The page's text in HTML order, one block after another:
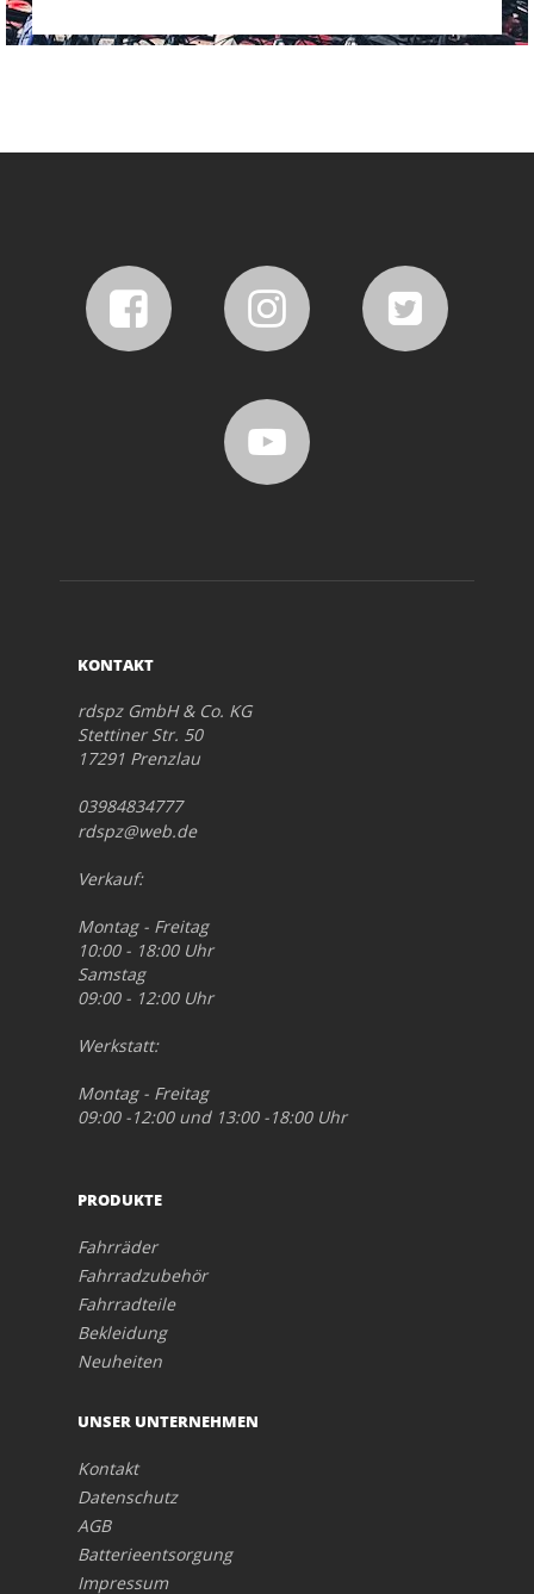
KONTAKT
rdspz GmbH & Co. KG
Stettiner Str. 50
17291 Prenzlau
03984834777
rdspz@web.de
Verkauf:
Montag - Freitag
10:00 - 18:00 Uhr
Samstag
09:00 - 12:00 Uhr
Werkstatt:
Montag - Freitag
09:00 -12:00 und 13:00 -18:00 Uhr
PRODUKTE
Fahrräder
Fahrradzubehör
Fahrradteile
Bekleidung
Neuheiten
UNSER UNTERNEHMEN
Kontakt
Datenschutz
AGB
Batterieentsorgung
Impressum